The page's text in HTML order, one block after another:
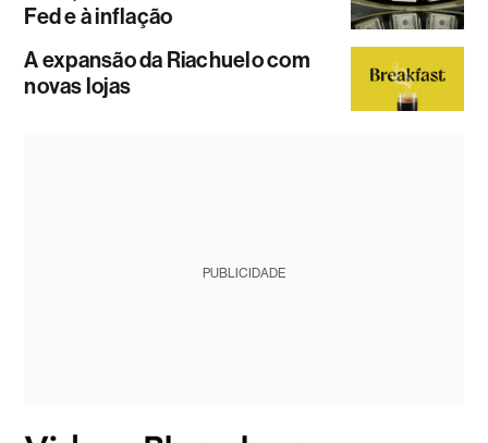
Fed e à inflação
A expansão da Riachuelo com
novas lojas
PUBLICIDADE